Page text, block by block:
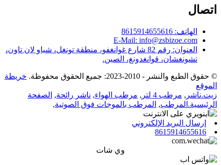
اتصال
الهاتف: 8615914655616
E-Mail: info@zsbizoe.com
العنوان: رقم 82 شارع غوانغفو، منطقة تونغل، شياو لان تاون،
تشونغشان، قوانغدونغ، الصين.
© حقوق الطبع والنشر - 2010-2023: جميع الحقوق محفوظة.
خريطة
الموقع
زيت.ناشر , مرطب 4 لتر , مرطب الهواء, ناشر رائحة, الصفحة
الرئيسية.المرطب, المرطب بالموجات فوق الصوتية,
إرسال البريد الإلكتروني
8615914655616
وي شات